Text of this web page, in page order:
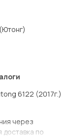
6122 (2017г.)
через
по